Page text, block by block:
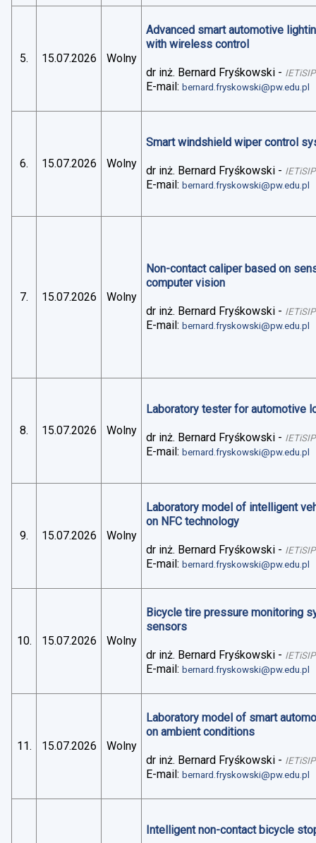
5. 15.07.2026 Wolny
Advanced smart automotive
with wireless control
dr inż. Bernard Fryśkowski - IETiSIP
E-mail:bernard.fryskowski@pw.edu.pl
6. 15.07.2026 Wolny
Smart windshield wiper control
dr inż. Bernard Fryśkowski - IETiSIP
E-mail:bernard.fryskowski@pw.edu.pl
7. 15.07.2026 Wolny
Non-contact caliper based on
computer vision
dr inż. Bernard Fryśkowski - IETiSIP
E-mail:bernard.fryskowski@pw.edu.pl
8. 15.07.2026 Wolny
Laboratory tester for automotive
dr inż. Bernard Fryśkowski - IETiSIP
E-mail:bernard.fryskowski@pw.edu.pl
9. 15.07.2026 Wolny
Laboratory model of intelligent
on NFC technology
dr inż. Bernard Fryśkowski - IETiSIP
E-mail:bernard.fryskowski@pw.edu.pl
10. 15.07.2026 Wolny
Bicycle tire pressure monitoring
sensors
dr inż. Bernard Fryśkowski - IETiSIP
E-mail:bernard.fryskowski@pw.edu.pl
11. 15.07.2026 Wolny
Laboratory model of smart
on ambient conditions
dr inż. Bernard Fryśkowski - IETiSIP
E-mail:bernard.fryskowski@pw.edu.pl
Intelligent non-contact bicycle